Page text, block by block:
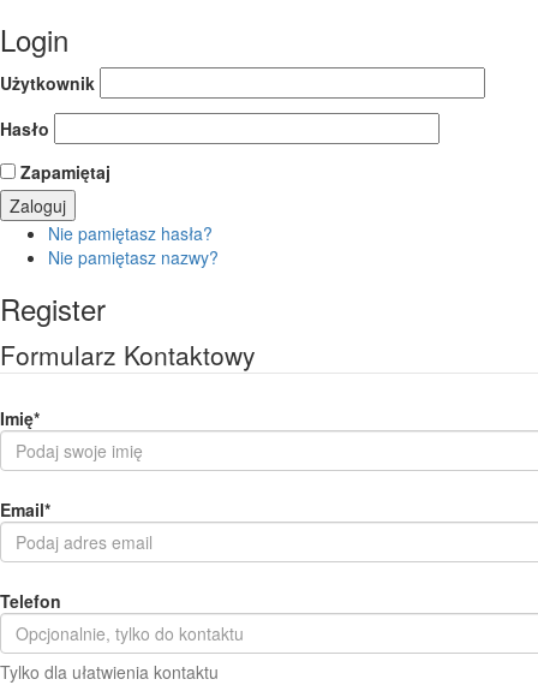
Login
Użytkownik
Hasło
Zapamiętaj
Nie pamiętasz hasła?
Nie pamiętasz nazwy?
Register
Formularz Kontaktowy
Imię*
Email*
Telefon
Tylko dla ułatwienia kontaktu